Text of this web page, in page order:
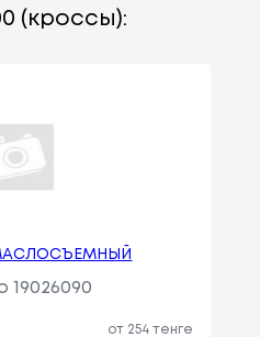
(кроссы):
19026090
от 254 тенге